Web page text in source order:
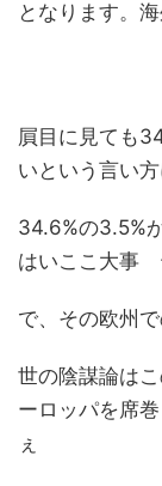
となります。
屓目に見ても
いという言い方
34.6%の3.5%
はいここ大事
で、その欧州
世の陰謀論は
ーロッパを席
ぇ